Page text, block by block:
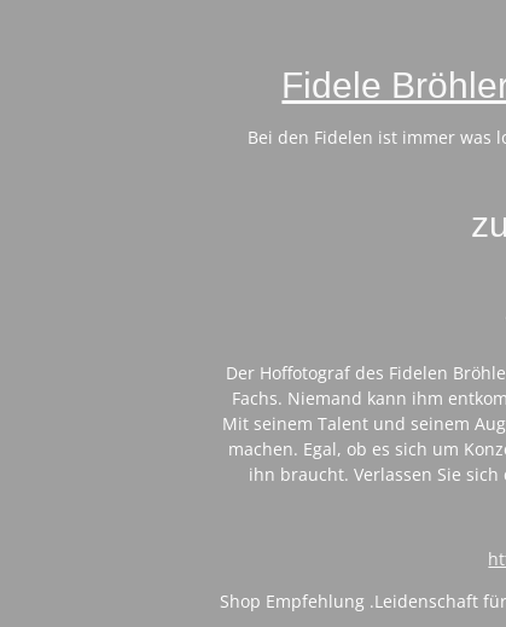
Fidele
Bei den Fidelen ist immer was
Der Hoffotograf des Fidelen
Fachs. Niemand kann ihm
Mit seinem Talent und seinem
machen. Egal, ob es sich um
ihn braucht. Verlassen Sie
Shop Empfehlung .Leidenschaft